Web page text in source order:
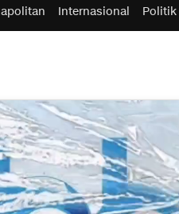
Internasional Politik